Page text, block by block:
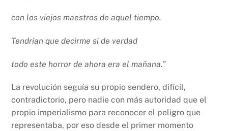
con los viejos maestros de aquel tiempo.
Tendrían que decirme si de verdad
todo este horror de ahora era el mañana.”
La revolución seguía su propio sendero, difícil,
contradictorio, pero nadie con más autoridad que el
propio imperialismo para reconocer el peligro que
representaba, por eso desde el primer momento